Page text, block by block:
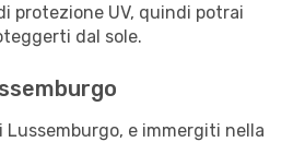
protezione UV, quindi potrai
dal sole.
Lussemburgo, e immergiti nella